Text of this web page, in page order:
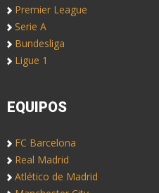
Premier League
Serie A
Bundesliga
Ligue 1
EQUIPOS
FC Barcelona
Real Madrid
Atlético de Madrid